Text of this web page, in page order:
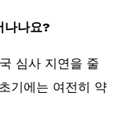
나나요?
심사 지연을 줄
기에는 여전히 약